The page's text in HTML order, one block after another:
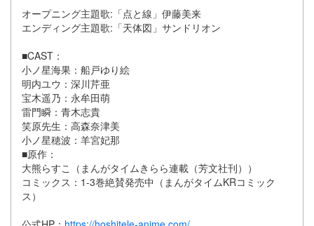
オープニング主題歌:「点と線」伊藤美来
エンディング主題歌:「天体図」サンドリオン
■CAST：
小ノ星海果：船戸ゆり絵
明内ユウ：深川芹亜
宝木遥乃：永牟田萌
雷門瞬：青木志貴
笑原先生：高森奈津美
小ノ星穂波：羊宮妃那
■原作：
大熊らすこ（まんがタイムきらら連載（芳文社刊））
コミックス：1-3巻絶賛発売中（まんがタイムKRコミック
ス）